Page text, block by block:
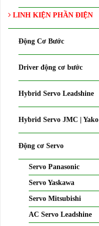
LINH KIỆN PHẦN ĐIỆN
Động Cơ Bước
Driver động cơ bước
Hybrid Servo Leadshine
Hybrid Servo JMC | Yako
Động cơ Servo
Servo Panasonic
Servo Yaskawa
Servo Mitsubishi
AC Servo Leadshine